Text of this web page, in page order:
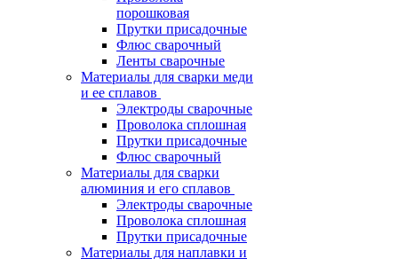
порошковая
Прутки присадочные
Флюс сварочный
Ленты сварочные
Материалы для сварки меди
и ее сплавов
Электроды сварочные
Проволока сплошная
Прутки присадочные
Флюс сварочный
Материалы для сварки
алюминия и его сплавов
Электроды сварочные
Проволока сплошная
Прутки присадочные
Материалы для наплавки и